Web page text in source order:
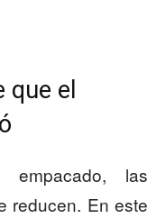
el
las
reducen. En este